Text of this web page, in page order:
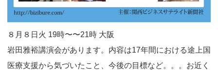
８月８日火 19時〜〜21時 大阪
岩田雅裕講演会があります。内容は17年間における途上国
医療支援から気づいたこと、今後の目標など。。。お近く